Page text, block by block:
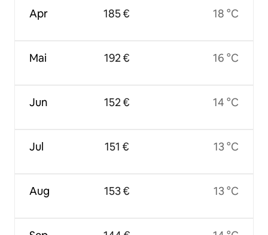
Apr
Mai
Jun
Jul
Aug
185 €
192 €
152 €
151 €
153 €
18 °C
16 °C
14 °C
13 °C
13 °C